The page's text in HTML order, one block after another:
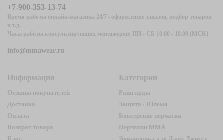
+7-900-353-13-74
Время работы онлайн-магазина 24/7 - оформление заказов, подбор товаров
и т.д.
Часы работы консультирующих менеджеров: ПН - СБ 10.00 - 18.00 (МСК)
info@mmawear.ru
Информация
Отзывы покупателей
Доставка
Оплата
Возврат товара
Блог
Категории
Рашгарды
Защита / Шлема
Боксерские перчатки
Перчатки ММА
Экипировка для Джиу Джитсу